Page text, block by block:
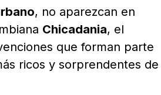
, no aparezcan en
Chicadania, el
que forman parte
ricos y sorprendentes de